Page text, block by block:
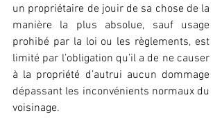
un propriétaire de jouir de sa chose de la
manière la plus absolue, sauf usage
prohibé par la loi ou les règlements, est
limité par l’obligation qu’il a de ne causer
à la propriété d’autrui aucun dommage
dépassant les inconvénients normaux du
voisinage.